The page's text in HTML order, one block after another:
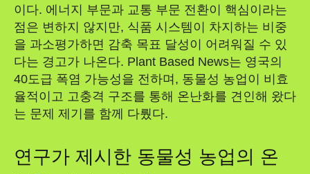
이다. 에너지 부문과 교통 부문 전환이 핵심이라는
점은 변하지 않지만, 식품 시스템이 차지하는 비중
을 과소평가하면 감축 목표 달성이 어려워질 수 있
다는 경고가 나온다. Plant Based News는 영국의
40도급 폭염 가능성을 전하며, 동물성 농업이 비효
율적이고 고충격 구조를 통해 온난화를 견인해 왔다
는 문제 제기를 함께 다뤘다.
연구가 제시한 동물성 농업의 온